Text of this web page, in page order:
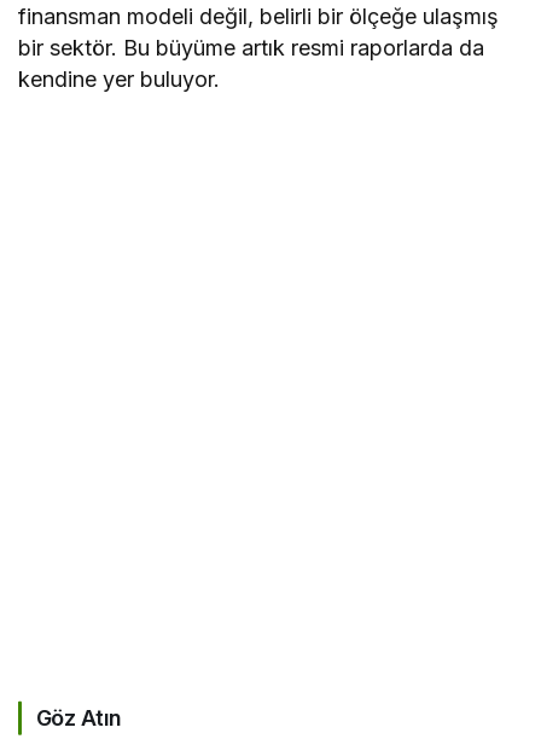
finansman modeli değil, belirli bir ölçeğe ulaşmış
bir sektör. Bu büyüme artık resmi raporlarda da
kendine yer buluyor.
Göz Atın